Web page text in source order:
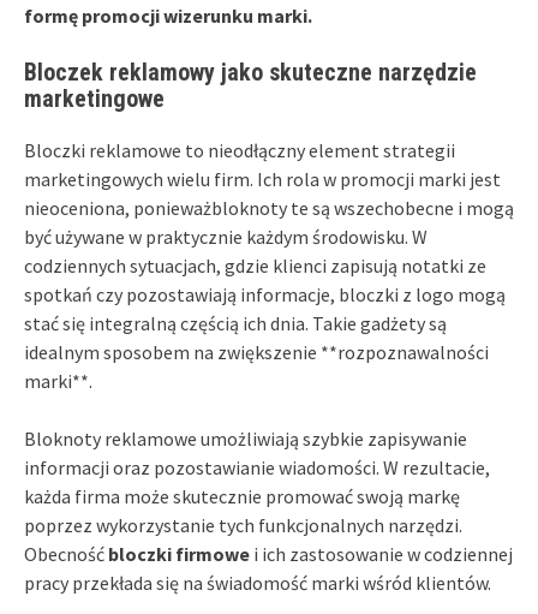
formę promocji wizerunku marki.
Bloczek reklamowy jako skuteczne narzędzie
marketingowe
Bloczki reklamowe to nieodłączny element strategii
marketingowych wielu firm. Ich rola w promocji marki jest
nieoceniona, ponieważbloknoty te są wszechobecne i mogą
być używane w praktycznie każdym środowisku. W
codziennych sytuacjach, gdzie klienci zapisują notatki ze
spotkań czy pozostawiają informacje, bloczki z logo mogą
stać się integralną częścią ich dnia. Takie gadżety są
idealnym sposobem na zwiększenie **rozpoznawalności
marki**.
Bloknoty reklamowe umożliwiają szybkie zapisywanie
informacji oraz pozostawianie wiadomości. W rezultacie,
każda firma może skutecznie promować swoją markę
poprzez wykorzystanie tych funkcjonalnych narzędzi.
Obecność bloczki firmowe i ich zastosowanie w codziennej
pracy przekłada się na świadomość marki wśród klientów.